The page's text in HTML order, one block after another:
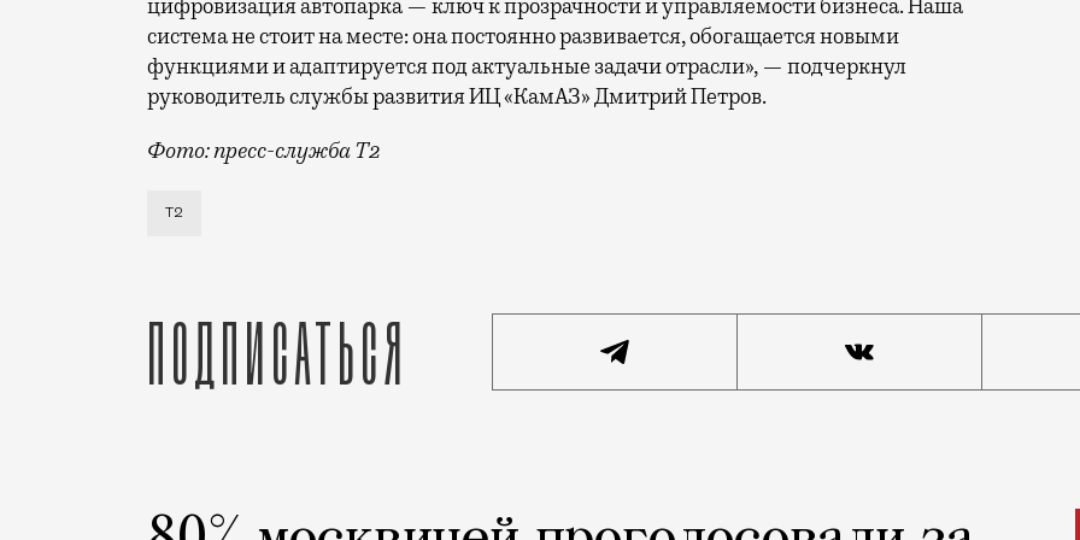
цифровизация автопарка — ключ к прозрачности и управляемости бизнеса. Наша
система не стоит на месте: она постоянно развивается, обогащается новыми
функциями и адаптируется под актуальные задачи отрасли», — подчеркнул
руководитель службы развития ИЦ «КамАЗ» Дмитрий Петров.
Фото: пресс-служба Т2
Т2 развивает решения для автомобильной отрасли и начал сотрудничество с КамАЗом.
Т2
Подписаться
Город